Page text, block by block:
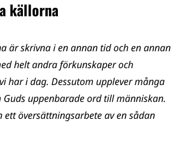
källorna
är skrivna i en annan tid och en annan
helt andra förkunskaper och
har i dag. Dessutom upplever många
uppenbarade ord till människan.
översättningsarbete av en sådan